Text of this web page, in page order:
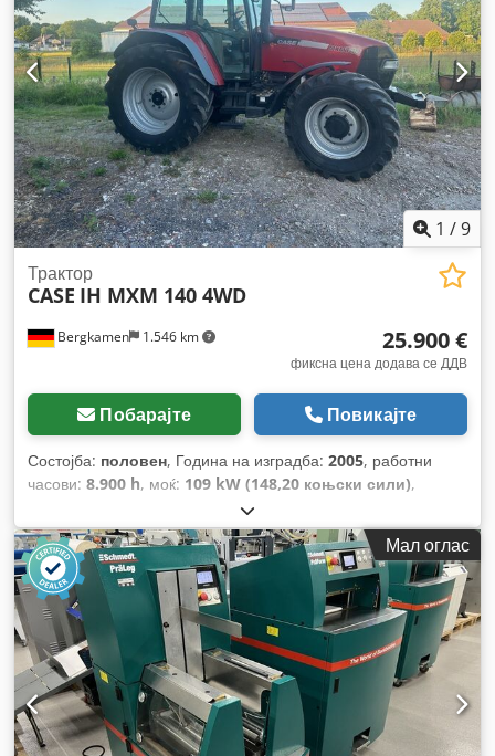
1 /9
Bergkamen 1.546 km
Трактор
CASE IH MXM 140 4WD
25.900 €
фиксна цена додава се ДДВ
Побарајте Повикајте
Состојба: половен, Година на изградба: 2005, работни
часови: 8.900 h, моќ: 109 kW (148,20 коњски сили),
ABS, кабина, клима уред, погон на сите тркала
Мал оглас